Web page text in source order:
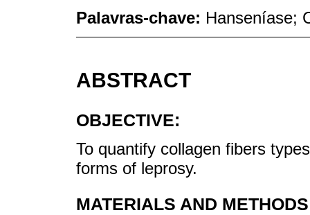
Palavras-chave: Hanseníase;
ABSTRACT
OBJECTIVE:
To quantify collagen fibers
forms of leprosy.
MATERIALS AND